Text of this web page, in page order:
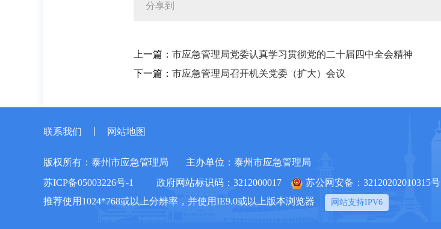
分享到
上一篇： 市应急管理局党委认真学习贯彻党的二十届四中全会精神
下一篇： 市应急管理局召开机关党委（扩大）会议
联系我们 网站地图
版权所有：泰州市应急管理局
主办单位：泰州市应急管理局
苏ICP备05003226号-1
政府网站标识码：3212000017
苏公网安备：32120202010315号
推荐使用1024*768或以上分辨率，并使用IE9.0或以上版本浏览器
网站支持IPV6